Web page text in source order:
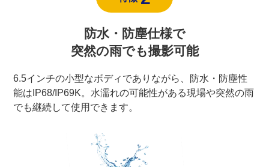
防水・防塵仕様で
突然の雨でも撮影可能
6.5インチの小型なボディでありながら、防水・防塵性
能はIP68/IP69K。水濡れの可能性がある現場や突然の雨
でも継続して使用できます。